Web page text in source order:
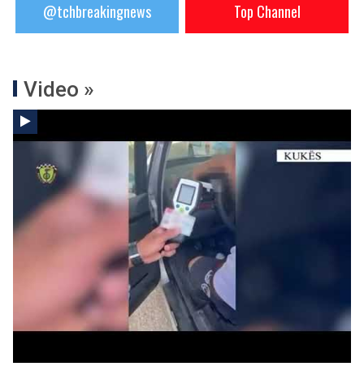
@tchbreakingnews Top Channel
Video »